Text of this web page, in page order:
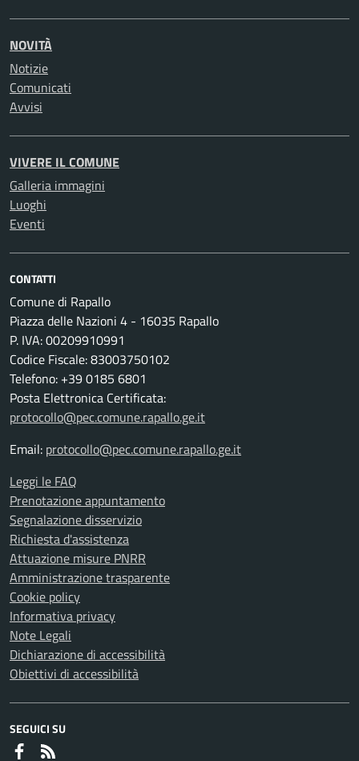
NOVITÀ
Notizie
Comunicati
Avvisi
VIVERE IL COMUNE
Galleria immagini
Luoghi
Eventi
CONTATTI
Comune di Rapallo
Piazza delle Nazioni 4 - 16035 Rapallo
P. IVA: 00209910991
Codice Fiscale: 83003750102
Telefono: +39 0185 6801
Posta Elettronica Certificata:
protocollo@pec.comune.rapallo.ge.it
Email: protocollo@pec.comune.rapallo.ge.it
Leggi le FAQ
Prenotazione appuntamento
Segnalazione disservizio
Richiesta d'assistenza
Attuazione misure PNRR
Amministrazione trasparente
Cookie policy
Informativa privacy
Note Legali
Dichiarazione di accessibilità
Obiettivi di accessibilità
SEGUICI SU
Faceboook